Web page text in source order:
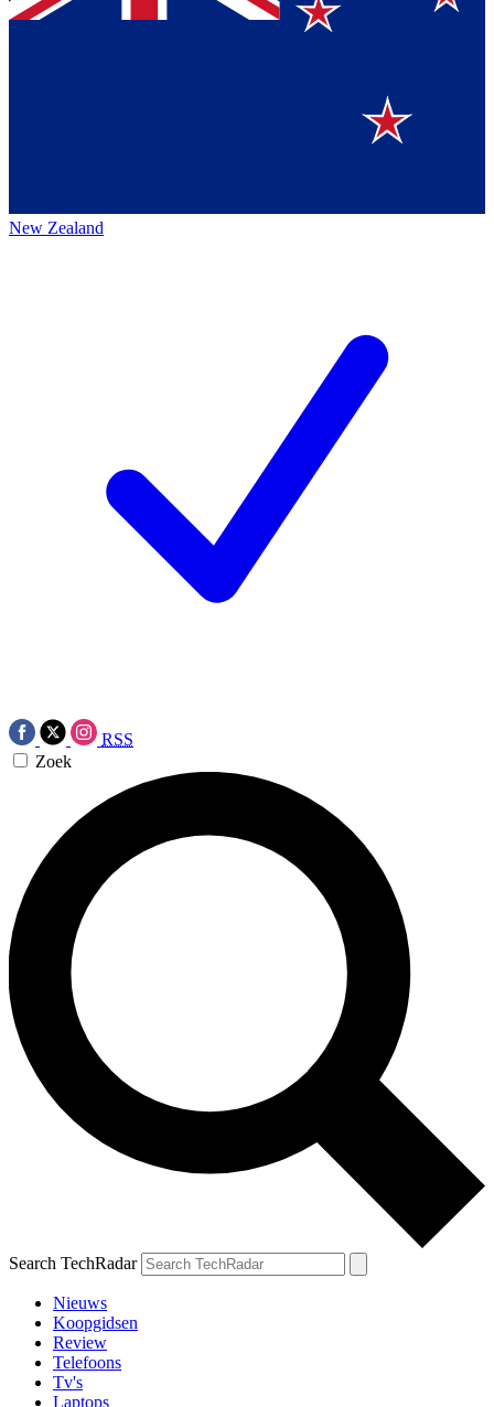
New Zealand
RSS
Zoek
Search TechRadar
Nieuws
Koopgidsen
Review
Telefoons
Tv's
Laptops